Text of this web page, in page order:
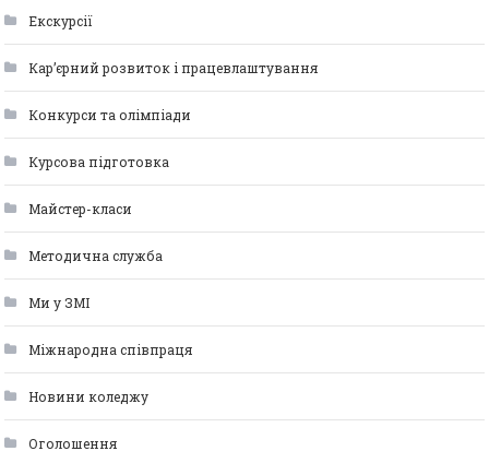
Екскурсії
Кар’єрний розвиток і працевлаштування
Конкурси та олімпіади
Курсова підготовка
Майстер-класи
Методична служба
Ми у ЗМІ
Міжнародна співпраця
Новини коледжу
Оголошення